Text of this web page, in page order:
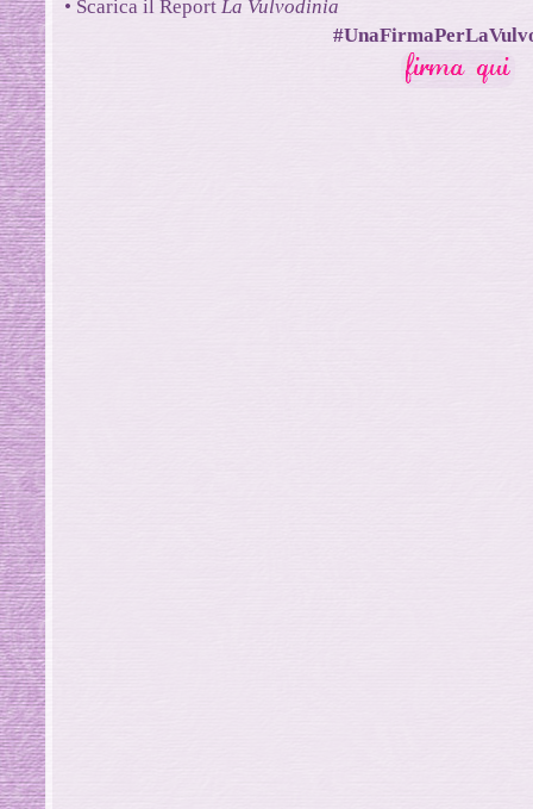
• Scarica il ReportLa Vulvodinia